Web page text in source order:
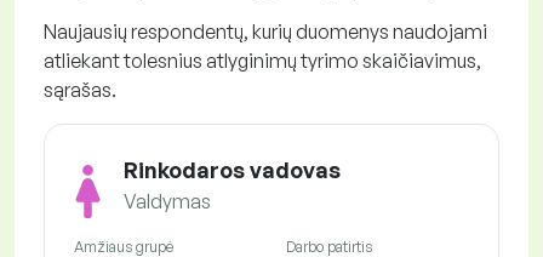
Naujausių respondentų, kurių duomenys naudojami
atliekant tolesnius atlyginimų tyrimo skaičiavimus,
sąrašas.
Rinkodaros vadovas
Valdymas
Amžiaus grupė Darbo patirtis